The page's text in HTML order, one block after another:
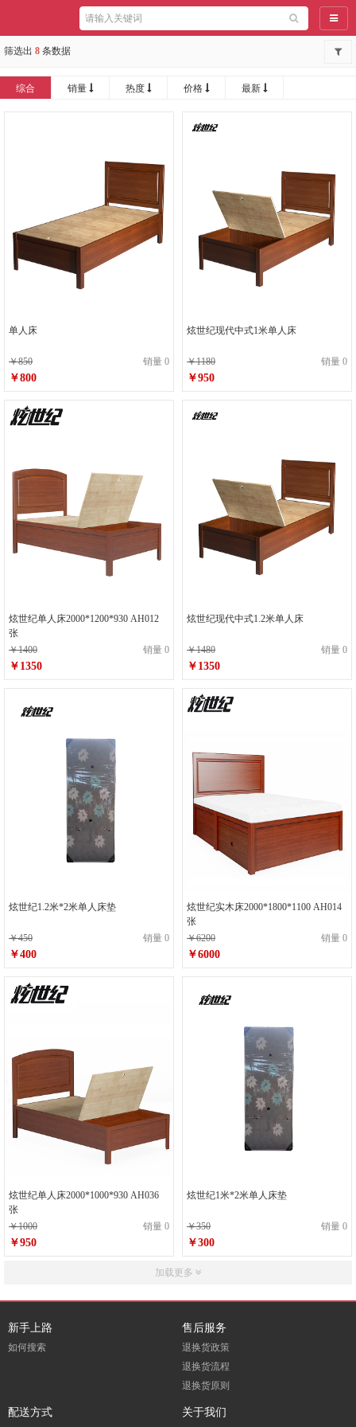
导航
筛选出 8 条数据
综合 销量 热度 价格 最新
单人床
￥850 销量 0
￥800
炫世纪现代中式1米单人床
￥1180 销量 0
￥950
炫世纪单人床2000*1200*930 AH012
张
￥1400
销量 0
￥1350
炫世纪现代中式1.2米单人床
￥1480 销量 0
￥1350
炫世纪1.2米*2米单人床垫
￥450 销量 0
￥400
炫世纪实木床2000*1800*1100 AH014
张
￥6200
销量 0
￥6000
炫世纪单人床2000*1000*930 AH036
张
￥1000
销量 0
￥950
炫世纪1米*2米单人床垫
￥350 销量 0
￥300
加载更多
新手上路
如何搜索
售后服务
退换货政策
退换货流程
退换货原则
配送方式 关于我们